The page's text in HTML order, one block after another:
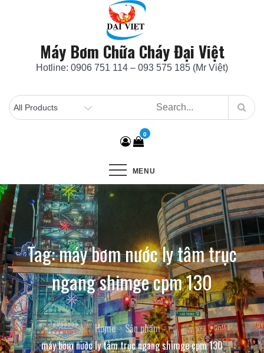
Máy Bơm Chữa Cháy Đại Việt
Hotline: 0906 751 114 – 093 575 185 (Mr Việt)
0
MENU
Tag:máy bơm nước ly tâm trục
ngang shimge cpm 130
Home
Sản phẩm
máy bơm nước ly tâm trục ngang shimge cpm 130